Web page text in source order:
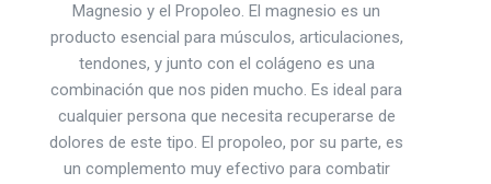
Magnesio y el Propoleo. El magnesio es un
producto esencial para músculos, articulaciones,
tendones, y junto con el colágeno es una
combinación que nos piden mucho. Es ideal para
cualquier persona que necesita recuperarse de
dolores de este tipo. El propoleo, por su parte, es
un complemento muy efectivo para combatir